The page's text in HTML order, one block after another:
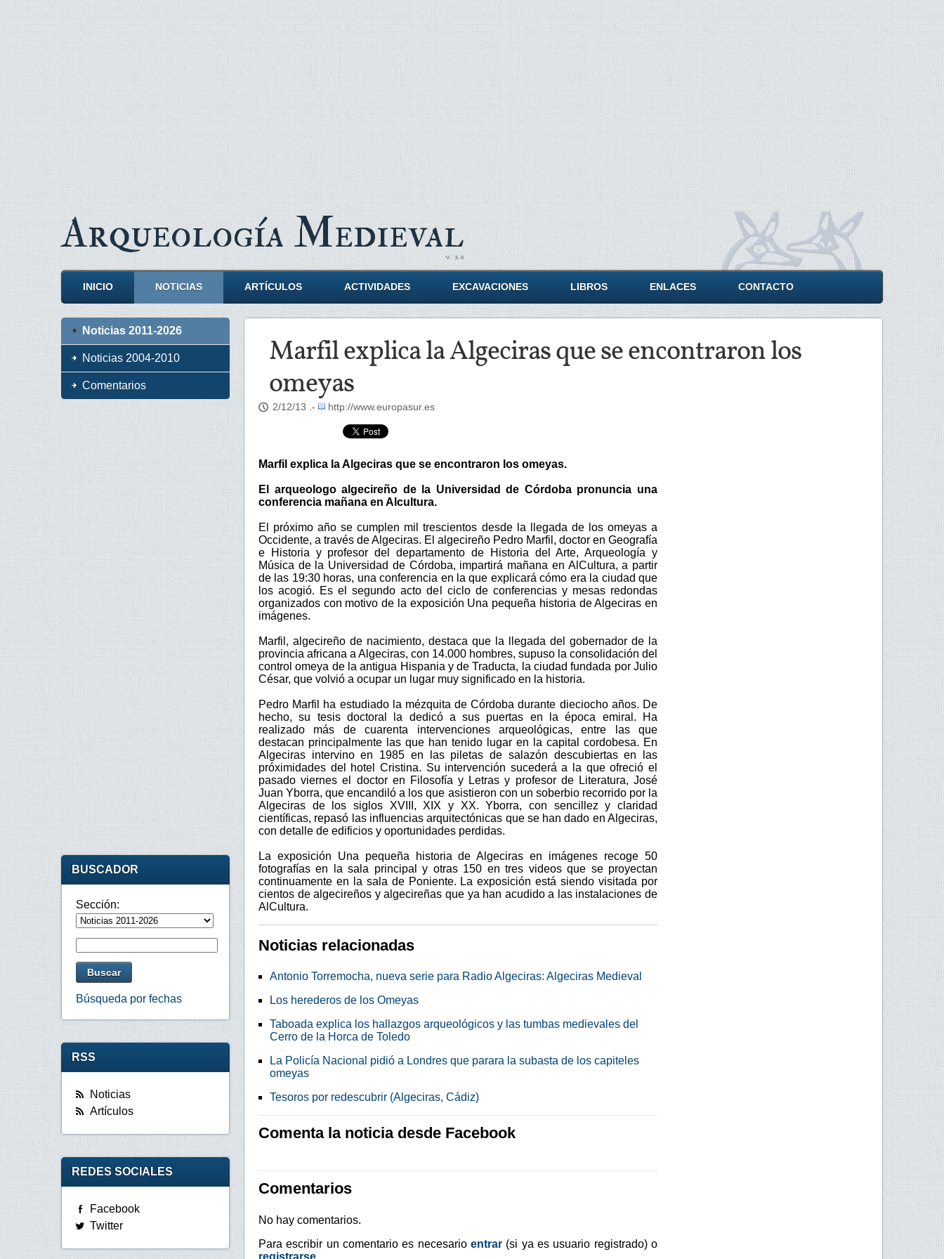
ArqueologíaMedieval
INICIO NOTICIAS ARTÍCULOS ACTIVIDADES EXCAVACIONES LIBROS ENLACES CONTACTO
Marfil explica la Algeciras que se encontraron los
omeyas
2/12/13 .- http://www.europasur.es
Marfil explica la Algeciras que se encontraron los omeyas.
El arqueologo algecireño de la Universidad de Córdoba pronuncia una
conferencia mañana en Alcultura.
El próximo año se cumplen mil trescientos desde la llegada de los omeyas a
Occidente, a través de Algeciras. El algecireño Pedro Marfil, doctor en Geografía
e Historia y profesor del departamento de Historia del Arte, Arqueología y
Música de la Universidad de Córdoba, impartirá mañana en AlCultura, a partir
de las 19:30 horas, una conferencia en la que explicará cómo era la ciudad que
los acogió. Es el segundo acto del ciclo de conferencias y mesas redondas
organizados con motivo de la exposición Una pequeña historia de Algeciras en
imágenes.
Marfil, algecireño de nacimiento, destaca que la llegada del gobernador de la
provincia africana a Algeciras, con 14.000 hombres, supuso la consolidación del
control omeya de la antigua Hispania y de Traducta, la ciudad fundada por Julio
César, que volvió a ocupar un lugar muy significado en la historia.
Pedro Marfil ha estudiado la mézquita de Córdoba durante dieciocho años. De
hecho, su tesis doctoral la dedicó a sus puertas en la época emiral. Ha
realizado más de cuarenta intervenciones arqueológicas, entre las que
destacan principalmente las que han tenido lugar en la capital cordobesa. En
Algeciras intervino en 1985 en las piletas de salazón descubiertas en las
próximidades del hotel Cristina. Su intervención sucederá a la que ofreció el
pasado viernes el doctor en Filosofía y Letras y profesor de Literatura, José
Juan Yborra, que encandiló a los que asistieron con un soberbio recorrido por la
Algeciras de los siglos XVIII, XIX y XX. Yborra, con sencillez y claridad
científicas, repasó las influencias arquitectónicas que se han dado en Algeciras,
con detalle de edificios y oportunidades perdidas.
La exposición Una pequeña historia de Algeciras en imágenes recoge 50
fotografías en la sala principal y otras 150 en tres videos que se proyectan
continuamente en la sala de Poniente. La exposición está siendo visitada por
cientos de algecireños y algecireñas que ya han acudido a las instalaciones de
AlCultura.
Noticias relacionadas
Antonio Torremocha, nueva serie para Radio Algeciras: Algeciras Medieval
Los herederos de los Omeyas
Taboada explica los hallazgos arqueológicos y las tumbas medievales del
Cerro de la Horca de Toledo
La Policía Nacional pidió a Londres que parara la subasta de los capiteles
omeyas
Tesoros por redescubrir (Algeciras, Cádiz)
Comenta la noticia desde Facebook
Comentarios
No hay comentarios.
Para escribir un comentario es necesario entrar (si ya es usuario registrado) o
registrarse
Noticias 2011-2026
Noticias 2004-2010
Comentarios
BUSCADOR
Sección:
Búsqueda por fechas
RSS
Noticias
Artículos
REDES SOCIALES
Facebook
Twitter